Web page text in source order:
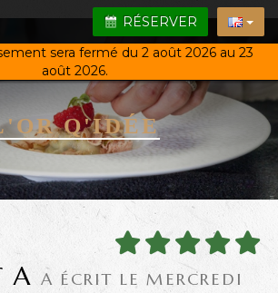
RÉSERVER
sera fermé du 2 août 2026 au 23
août 2026.
Q'IDÉE
A A ÉCRIT LE MERCREDI